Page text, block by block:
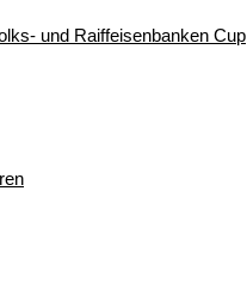
und Raiffeisenbanken Cup